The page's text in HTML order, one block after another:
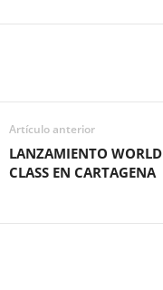
Artículo anterior
LANZAMIENTO WORLD
CLASS EN CARTAGENA